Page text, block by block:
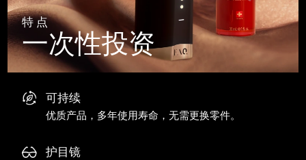
特点
一次性投资
可持续
优质产品，多年使用寿命，无需更换零件。
护目镜